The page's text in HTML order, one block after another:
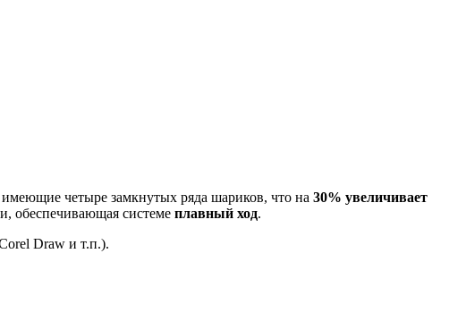
имеющие четыре замкнутых ряда шариков, что на 30% увеличивает
обеспечивающая системе плавный ход.
Draw и т.п.).